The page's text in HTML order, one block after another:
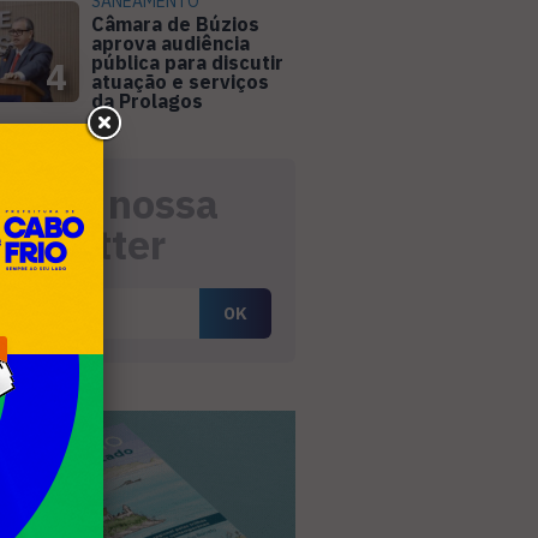
4
Câmara de Búzios
aprova audiência
pública para discutir
atuação e serviços
da Prolagos
nossa